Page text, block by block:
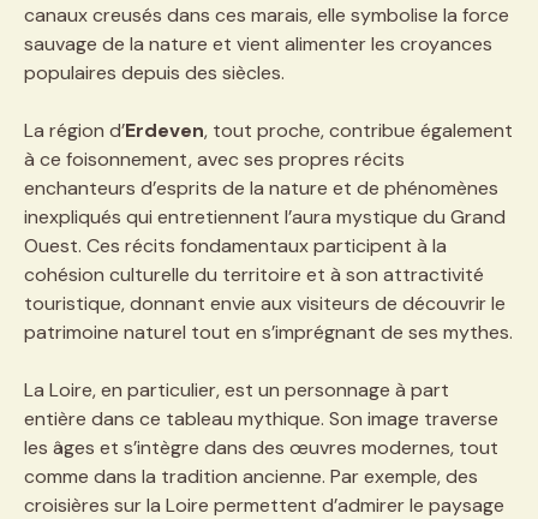
canaux creusés dans ces marais, elle symbolise la force
sauvage de la nature et vient alimenter les croyances
populaires depuis des siècles.
La région d’Erdeven, tout proche, contribue également
à ce foisonnement, avec ses propres récits
enchanteurs d’esprits de la nature et de phénomènes
inexpliqués qui entretiennent l’aura mystique du Grand
Ouest. Ces récits fondamentaux participent à la
cohésion culturelle du territoire et à son attractivité
touristique, donnant envie aux visiteurs de découvrir le
patrimoine naturel tout en s’imprégnant de ses mythes.
La Loire, en particulier, est un personnage à part
entière dans ce tableau mythique. Son image traverse
les âges et s’intègre dans des œuvres modernes, tout
comme dans la tradition ancienne. Par exemple, des
croisières sur la Loire permettent d’admirer le paysage